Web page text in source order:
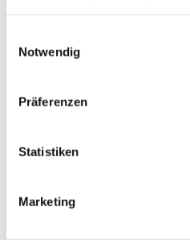
Notwendig
Präferenzen
Statistiken
Marketing
Technische Daten für
3-Wege-Regelventil,
Anwendung